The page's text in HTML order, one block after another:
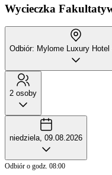
Wycieczka
Odbiór: Mylome Luxury Hotel
2 osoby
niedziela, 09.08.2026
Odbiór o godz. 08:00